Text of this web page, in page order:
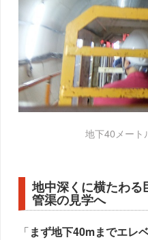
地下40メート
地中深くに横たわ
管渠の見学へ
「まず地下40mまでエレ